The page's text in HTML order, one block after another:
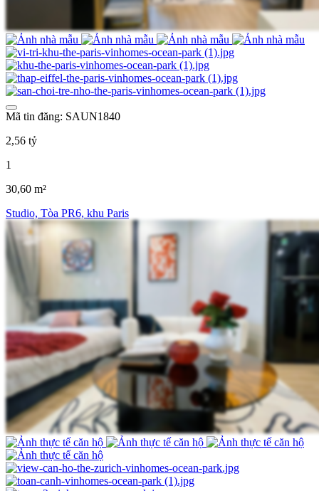
Mã tin đăng: SAUN1840
2,56 tỷ
1
30,60 m²
Studio, Tòa PR6, khu Paris